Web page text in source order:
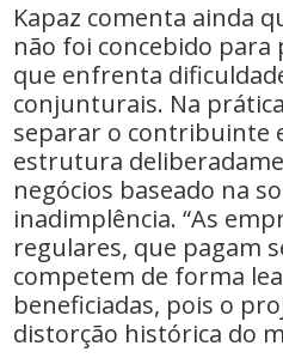
Kapaz comenta ainda
não foi concebido
que enfrenta
conjunturais. Na
separar o contribuinte
estrutura
negócios baseado na
inadimplência. “As
regulares, que pagam
competem de forma
beneficiadas, pois o
distorção histórica do